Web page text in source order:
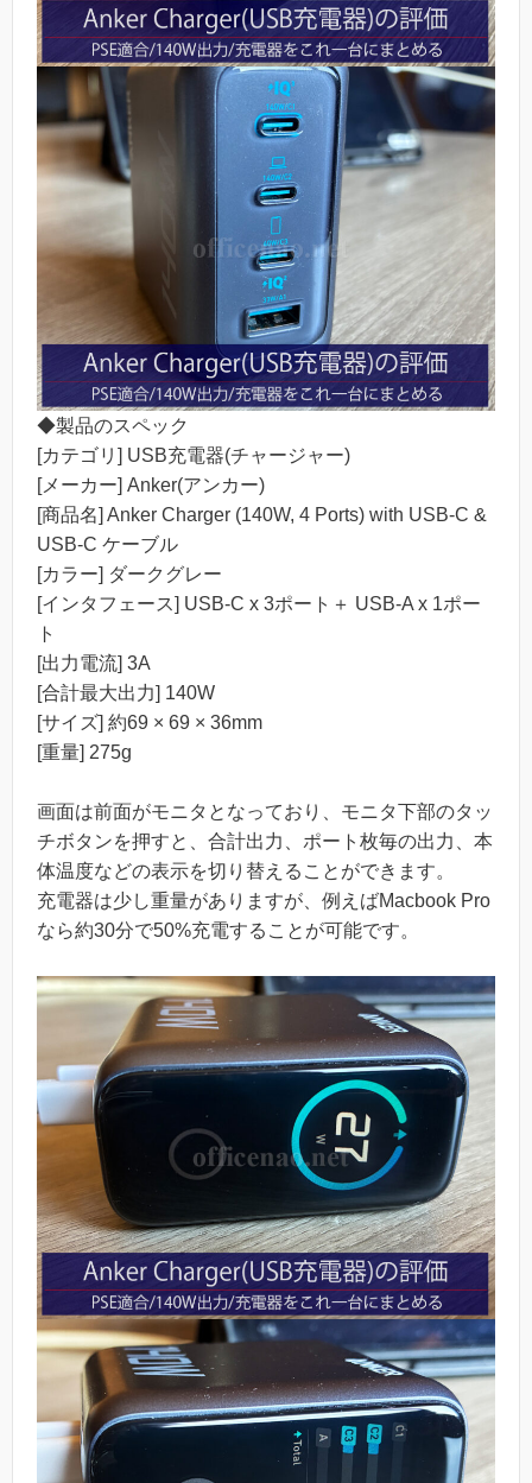
◆製品のスペック
[カテゴリ] USB充電器(チャージャー)
[メーカー] Anker(アンカー)
[商品名] Anker Charger (140W, 4 Ports) with USB-C &
USB-C ケーブル
[カラー] ダークグレー
[インタフェース] USB-C x 3ポート＋ USB-A x 1ポー
ト
[出力電流] 3A
[合計最大出力] 140W
[サイズ] 約69 × 69 × 36mm
[重量] 275g
画面は前面がモニタとなっており、モニタ下部のタッ
チボタンを押すと、合計出力、ポート枚毎の出力、本
体温度などの表示を切り替えることができます。
充電器は少し重量がありますが、例えばMacbook Pro
なら約30分で50%充電することが可能です。